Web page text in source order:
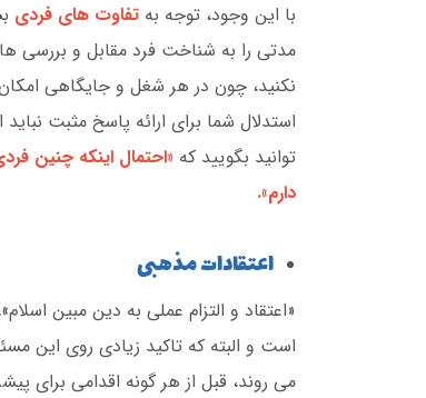
با این وجود، توجه به تفاوت های فردی
مدتی را به شناخت فرد مقابل و بررسی
نکنید، چون در هر شغل و جایگاهی
استدلال شما برای ارائه پاسخ مثبت
توانید بگویید که «احتمال اینکه چنین
دارم».
اعتقادات مذهبی
«اعتقاد و التزام عملی به دین مبین
است و البته که تاکید زیادی روی این
می روند، قبل از هر گونه اقدامی برای